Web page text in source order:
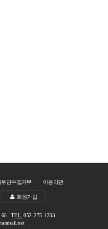
무단수집거부 이용약관
회원가입
66TEL. 052-275-1233